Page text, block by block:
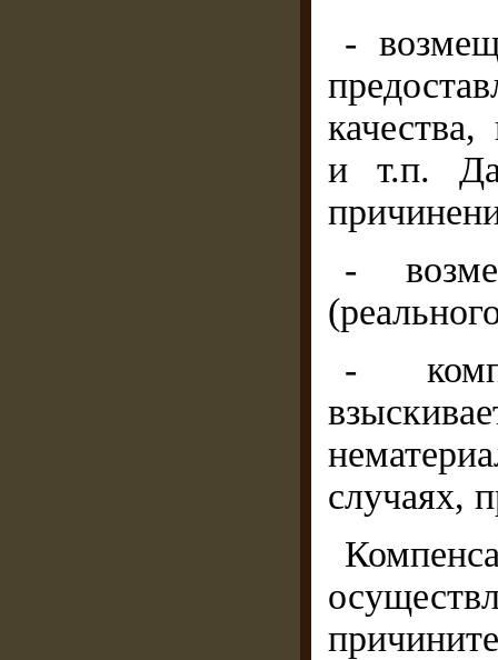
-
и т.п.
-
-
случаях,